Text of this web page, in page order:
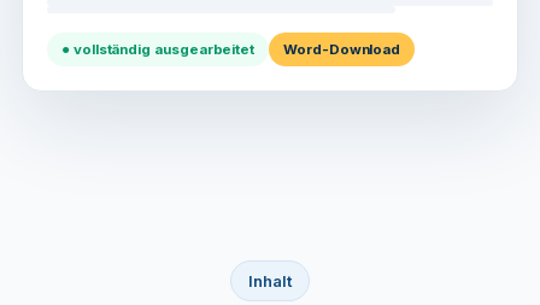
● vollständig ausgearbeitet Word-Download
Inhalt